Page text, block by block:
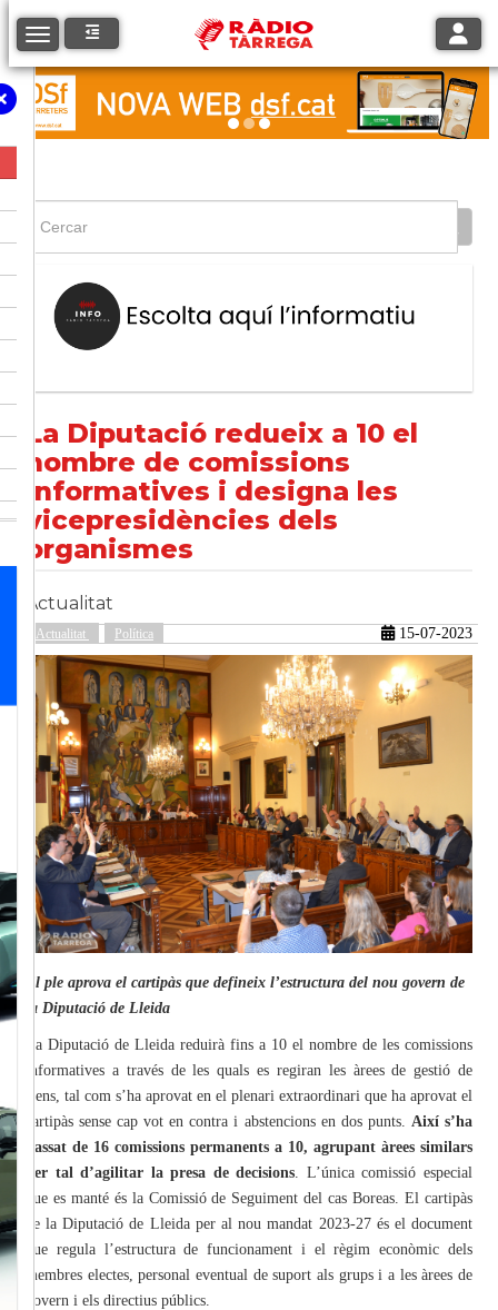
Toggle navigation
La Diputació redueix a 10 el
nombre de comissions
informatives i designa les
vicepresidències dels
organismes
Actualitat
Actualitat Política 15-07-2023
El ple aprova el cartipàs que defineix l’estructura del nou govern de
la Diputació de Lleida
La Diputació de Lleida reduirà fins a 10 el nombre de les comissions
informatives a través de les quals es regiran les àrees de gestió de
l’ens, tal com s’ha aprovat en el plenari extraordinari que ha aprovat el
cartipàs sense cap vot en contra i abstencions en dos punts. Així s’ha
passat de 16 comissions permanents a 10, agrupant àrees similars
per tal d’agilitar la presa de decisions . L’única comissió especial
que es manté és la Comissió de Seguiment del cas Boreas. El cartipàs
de la Diputació de Lleida per al nou mandat 2023-27 és el document
que regula l’estructura de funcionament i el règim econòmic dels
membres electes, personal eventual de suport als grups i a les àrees de
govern i els directius públics.